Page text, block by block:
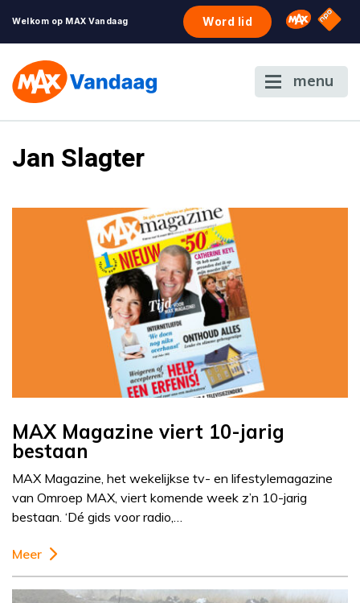
Welkom op MAX Vandaag Word lid Omroep
NPO
menu
Jan Slagter
MAX Magazine viert 10-jarig
bestaan
MAX Magazine, het wekelijkse tv- en lifestylemagazine
van Omroep MAX, viert komende week z’n 10-jarig
bestaan. ‘Dé gids voor radio,…
Meer